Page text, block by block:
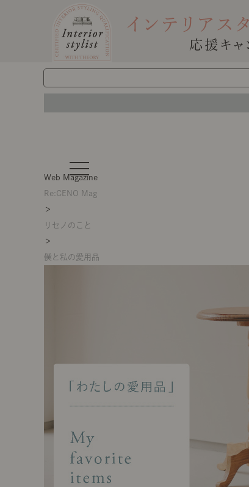
t
o
g
n
a
g
a
Web Magazine
Re:CENO Mag
＞
リセノのこと
＞
僕と私の愛用品